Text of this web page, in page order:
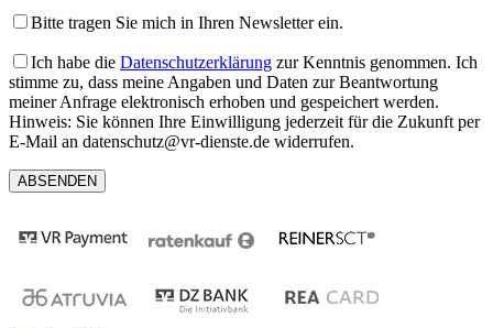
Bitte tragen Sie mich in Ihren Newsletter ein.
Ich habe die Datenschutzerklärung zur Kenntnis genommen. Ich
stimme zu, dass meine Angaben und Daten zur Beantwortung
meiner Anfrage elektronisch erhoben und gespeichert werden.
Hinweis: Sie können Ihre Einwilligung jederzeit für die Zukunft per
E-Mail an datenschutz@vr-dienste.de widerrufen.